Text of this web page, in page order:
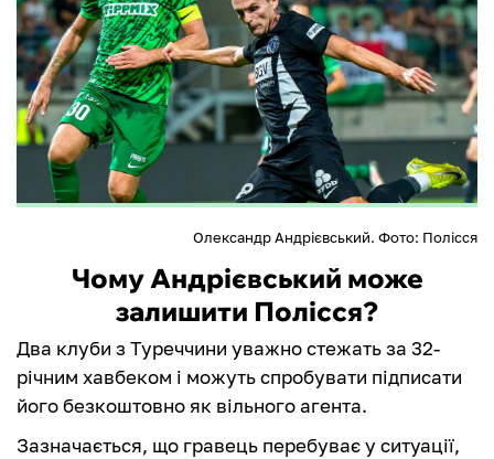
Олександр Андрієвський. Фото: Полісся
Чому Андрієвський може
залишити Полісся?
Два клуби з Туреччини уважно стежать за 32-
річним хавбеком і можуть спробувати підписати
його безкоштовно як вільного агента.
Зазначається, що гравець перебуває у ситуації,